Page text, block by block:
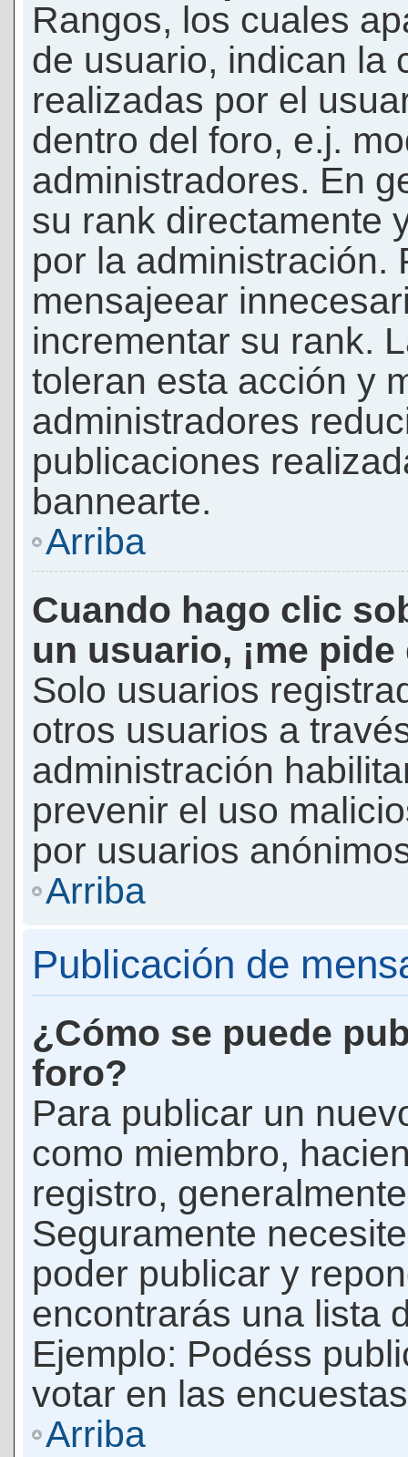
Rangos, los cuales
de usuario, indican la
realizadas por el
dentro del foro, e.j.
administradores. En
su rank directamente
por la administración.
mensajeear
incrementar su rank.
toleran esta acción y
administradores
publicaciones
bannearte.
Arriba
Cuando hago clic
un usuario, ¡me
Solo usuarios
otros usuarios a
administración
prevenir el uso
por usuarios
Arriba
Publicación de
¿Cómo se puede
foro?
Para publicar un
como miembro,
registro,
Seguramente
poder publicar y
encontrarás una lista
Ejemplo: Podéss
votar en las
Arriba